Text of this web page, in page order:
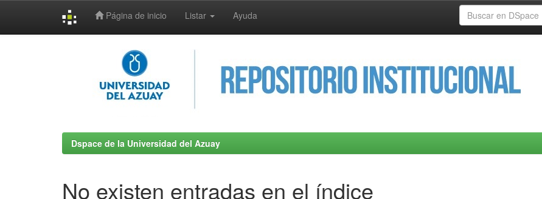
Página de inicio Listar Ayuda
Dspace de la Universidad del Azuay
No existen entradas en el índice